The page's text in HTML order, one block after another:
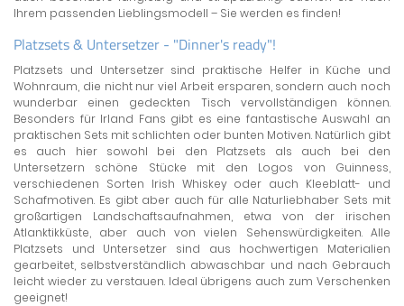
Ihrem passenden Lieblingsmodell – Sie werden es finden!
Platzsets & Untersetzer - "Dinner's ready"!
Platzsets und Untersetzer sind praktische Helfer in Küche und
Wohnraum, die nicht nur viel Arbeit ersparen, sondern auch noch
wunderbar einen gedeckten Tisch vervollständigen können.
Besonders für Irland Fans gibt es eine fantastische Auswahl an
praktischen Sets mit schlichten oder bunten Motiven. Natürlich gibt
es auch hier sowohl bei den Platzsets als auch bei den
Untersetzern schöne Stücke mit den Logos von Guinness,
verschiedenen Sorten Irish Whiskey oder auch Kleeblatt- und
Schafmotiven. Es gibt aber auch für alle Naturliebhaber Sets mit
großartigen Landschaftsaufnahmen, etwa von der irischen
Atlanktikküste, aber auch von vielen Sehenswürdigkeiten. Alle
Platzsets und Untersetzer sind aus hochwertigen Materialien
gearbeitet, selbstverständlich abwaschbar und nach Gebrauch
leicht wieder zu verstauen. Ideal übrigens auch zum Verschenken
geeignet!